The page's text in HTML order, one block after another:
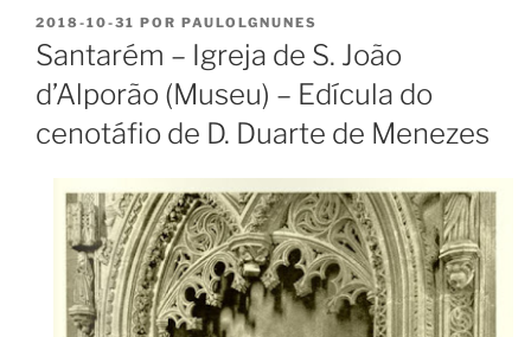
PUBLICADO
EM
2018-10-31 POR PAULOLGNUNES
Santarém – Igreja de S. João
d’Alporão (Museu) – Edícula do
cenotáfio de D. Duarte de Menezes